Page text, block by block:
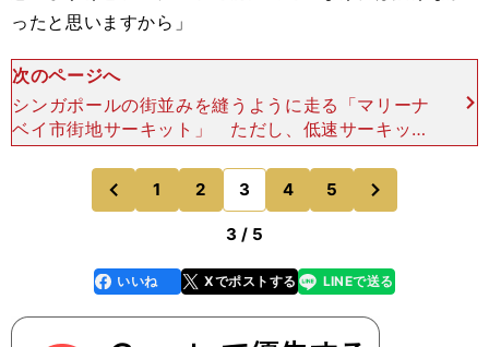
ったと思いますから」
次のページへ
シンガポールの街並みを縫うように走る「マリーナ
ベイ市街地サーキット」 ただし、低速サーキット
のシンガポールでMP4-31が期待したほどのパフォ
ーマンスを発揮してくれなかったことも、また事実
だった。予選
前
のページへ
1 2 3 4 5
のページへ
3 / 5
faceboo
k
いいね Xでポストする
line LINEで送る